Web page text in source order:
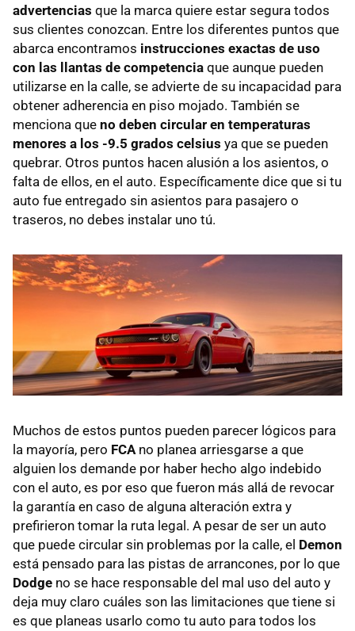
advertencias que la marca quiere estar segura todos
sus clientes conozcan. Entre los diferentes puntos que
abarca encontramos instrucciones exactas de uso
con las llantas de competencia que aunque pueden
utilizarse en la calle, se advierte de su incapacidad para
obtener adherencia en piso mojado. También se
menciona que no deben circular en temperaturas
menores a los -9.5 grados celsius ya que se pueden
quebrar. Otros puntos hacen alusión a los asientos, o
falta de ellos, en el auto. Específicamente dice que si tu
auto fue entregado sin asientos para pasajero o
traseros, no debes instalar uno tú.
Muchos de estos puntos pueden parecer lógicos para
la mayoría, pero FCAno planea arriesgarse a que
alguien los demande por haber hecho algo indebido
con el auto, es por eso que fueron más allá de revocar
la garantía en caso de alguna alteración extra y
prefirieron tomar la ruta legal. A pesar de ser un auto
que puede circular sin problemas por la calle, el Demon
está pensado para las pistas de arrancones, por lo que
Dodge no se hace responsable del mal uso del auto y
deja muy claro cuáles son las limitaciones que tiene si
es que planeas usarlo como tu auto para todos los